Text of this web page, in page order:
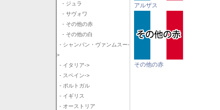
- ジュラ
- サヴォワ
- その他の赤
- その他の白
- シャンパン・ヴァンムスー-
>
- イタリア->
- スペイン->
- ポルトガル
- イギリス
- オーストリア
アルザス
その他の赤